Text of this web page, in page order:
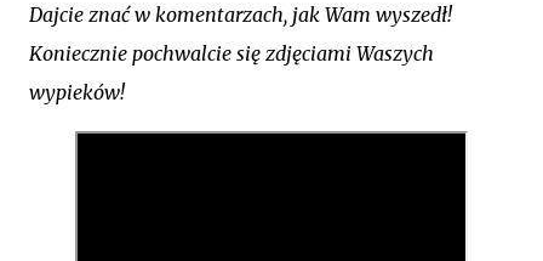
Dajcie znać w komentarzach, jak Wam wyszedł!
Koniecznie pochwalcie się zdjęciami Waszych
wypieków!